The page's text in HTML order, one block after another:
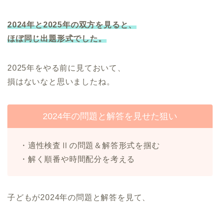
2024年と2025年の双方を見ると、
ほぼ同じ出題形式でした。
2025年をやる前に見ておいて、
損はないなと思いましたね。
2024年の問題と解答を見せた狙い
・適性検査Ⅱの問題＆解答形式を掴む
・解く順番や時間配分を考える
子どもが2024年の問題と解答を見て、